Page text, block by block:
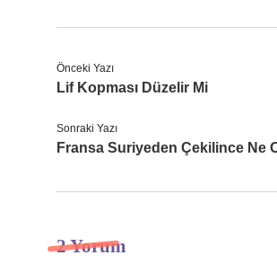
Önceki Yazı
Lif Kopması Düzelir Mi
Sonraki Yazı
Fransa Suriyeden Çekilince Ne
2 Yorum